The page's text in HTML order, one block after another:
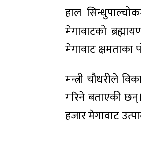
हाल
मेगावाटको
मेगावाट क्षमताका
मन्त्री चौधरीले
गरिने बताएकी
हजार मेगावाट